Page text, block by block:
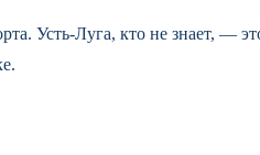
Усть-Луга, кто не знает, —